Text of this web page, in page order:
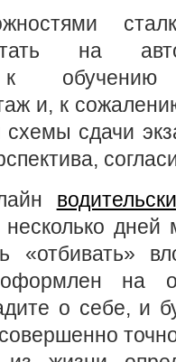
на
к
и, к
схемы сдачи
дней
«отбивать»
на
о себе, и